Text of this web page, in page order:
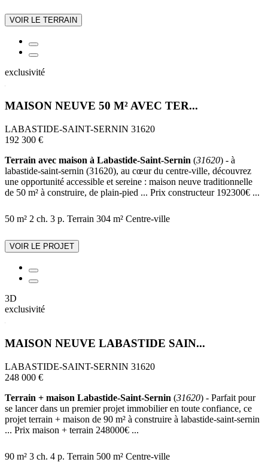
VOIR LE TERRAIN
exclusivité
MAISON NEUVE 50 M² AVEC TER...
LABASTIDE-SAINT-SERNIN 31620
192 300 €
Terrain avec maison à Labastide-Saint-Sernin (31620) - à
labastide-saint-sernin (31620), au cœur du centre-ville, découvrez
une opportunité accessible et sereine : maison neuve traditionnelle
de 50 m² à construire, de plain-pied ... Prix constructeur 192300€ ...
50 m² 2 ch. 3 p. Terrain 304 m² Centre-ville
VOIR LE PROJET
3D
exclusivité
MAISON NEUVE LABASTIDE SAIN...
LABASTIDE-SAINT-SERNIN 31620
248 000 €
Terrain + maison Labastide-Saint-Sernin (31620) - Parfait pour
se lancer dans un premier projet immobilier en toute confiance, ce
projet terrain + maison de 90 m² à construire à labastide-saint-sernin
... Prix maison + terrain 248000€ ...
90 m² 3 ch. 4 p. Terrain 500 m² Centre-ville